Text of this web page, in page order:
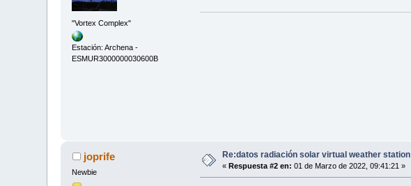
"Vortex Complex"
Estación: Archena -
ESMUR3000000030600B
joprife
Newbie
Re:datos radiación solar virtual weather station
« Respuesta #2 en: 01 de Marzo de 2022, 09:41:21 »